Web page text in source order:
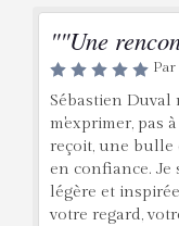
""Une
Sébastien Duval
m'exprimer, pas
reçoit, une bulle
en confiance. Je
légère et
votre regard,